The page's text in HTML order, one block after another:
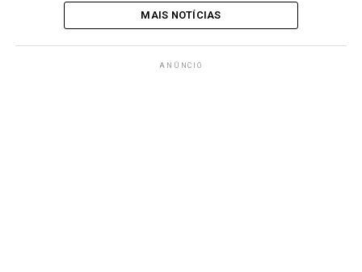
MAIS NOTÍCIAS
ANÚNCIO